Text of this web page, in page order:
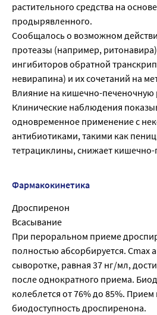
растительного средства на
продырявленного.
Сообщалось о возможном
протеазы (например,
ингибиторов обратной
невирапина) и их сочетаний на
Влияние на кишечно-
Клинические наблюдения
одновременное применение с
антибиотиками, такими как
тетрациклины, снижает кишечно-
Фармакокинетика
Дроспиренон
Всасывание
При пероральном приеме
полностью абсорбируется. Cmax
сыворотке, равная 37 нг/мл,
после однократного приема.
колеблется от 76% до 85%.
биодоступность дроспиренона.